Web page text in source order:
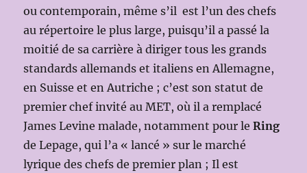
ou contemporain, même s’il est l’un des chefs
au répertoire le plus large, puisqu’il a passé la
moitié de sa carrière à diriger tous les grands
standards allemands et italiens en Allemagne,
en Suisse et en Autriche ; c’est son statut de
premier chef invité au MET, où il a remplacé
James Levine malade, notamment pour leRing
de Lepage, qui l’a « lancé » sur le marché
lyrique des chefs de premier plan ; Il est